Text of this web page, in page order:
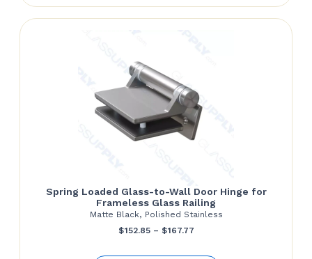
through
Spring Loaded Glass-to-Wall Door Hinge for
Frameless Glass Railing
Matte Black, Polished Stainless
$152.85 – $167.77Price